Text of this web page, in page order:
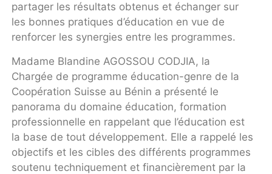
partager les résultats obtenus et échanger sur
les bonnes pratiques d’éducation en vue de
renforcer les synergies entre les programmes.
Madame Blandine AGOSSOU CODJIA, la
Chargée de programme éducation-genre de la
Coopération Suisse au Bénin a présenté le
panorama du domaine éducation, formation
professionnelle en rappelant que l’éducation est
la base de tout développement. Elle a rappelé les
objectifs et les cibles des différents programmes
soutenu techniquement et financièrement par la